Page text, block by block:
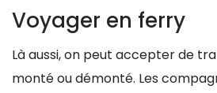
Voyager en ferry
Là aussi, on peut accepter de
monté ou démonté. Les